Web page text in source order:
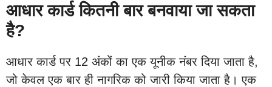
आधार कार्ड कितनी बार बनवाया जा सकता
है?
आधार कार्ड पर 12 अंकों का एक यूनीक नंबर दिया जाता है,
जो केवल एक बार ही नागरिक को जारी किया जाता है। एक